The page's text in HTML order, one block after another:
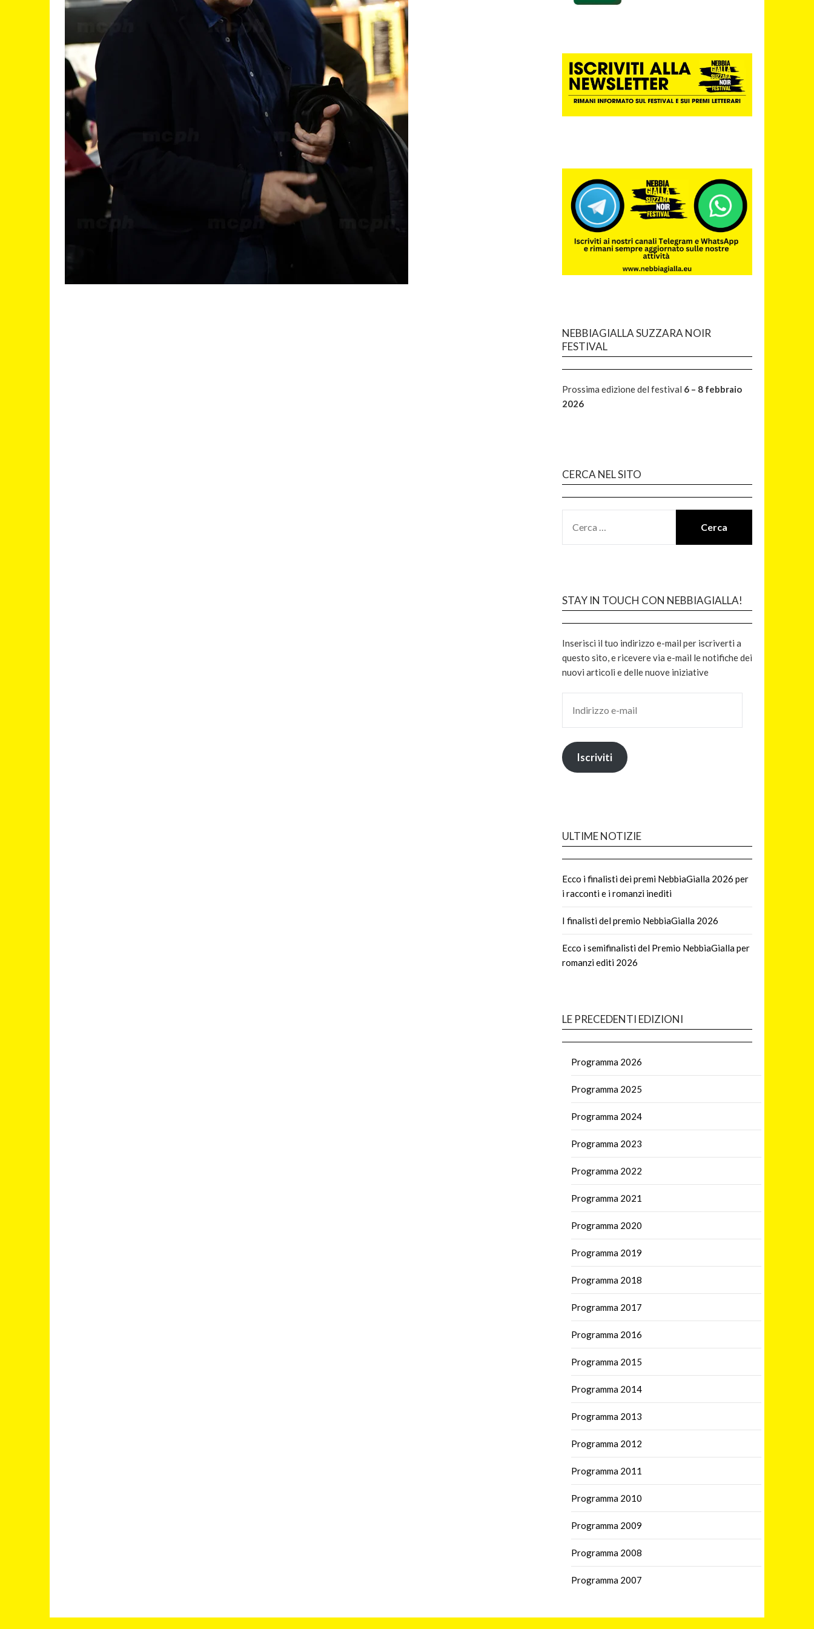
NEBBIAGIALLA SUZZARA NOIR
FESTIVAL
Prossima edizione del festival 6 – 8 febbraio
2026
CERCA NEL SITO
STAY IN TOUCH CON NEBBIAGIALLA!
Inserisci il tuo indirizzo e-mail per iscriverti a
questo sito, e ricevere via e-mail le notifiche dei
nuovi articoli e delle nuove iniziative
Iscriviti
ULTIME NOTIZIE
Ecco i finalisti dei premi NebbiaGialla 2026 per
i racconti e i romanzi inediti
I finalisti del premio NebbiaGialla 2026
Ecco i semifinalisti del Premio NebbiaGialla per
romanzi editi 2026
LE PRECEDENTI EDIZIONI
Programma 2026
Programma 2025
Programma 2024
Programma 2023
Programma 2022
Programma 2021
Programma 2020
Programma 2019
Programma 2018
Programma 2017
Programma 2016
Programma 2015
Programma 2014
Programma 2013
Programma 2012
Programma 2011
Programma 2010
Programma 2009
Programma 2008
Programma 2007